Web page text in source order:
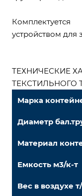
устройством для
ТЕХНИЧЕСКИЕ
ТЕКСТИЛЬНОГО
Марка
Диаметр
Материал
Емкость м3/к-т
Вес в воздухе